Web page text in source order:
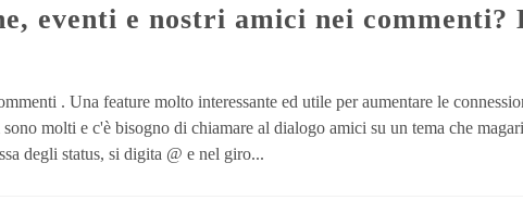
. Una feature molto interessante ed utile per aumentare le
molti e c'è bisogno di chiamare al dialogo amici su un tema che
degli status, si digita @ e nel giro...